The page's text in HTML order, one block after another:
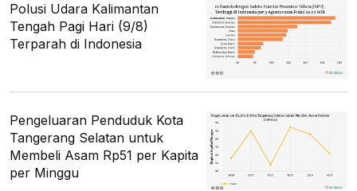
Polusi Udara Kalimantan
Tengah Pagi Hari (9/8)
Terparah di Indonesia
Pengeluaran Penduduk Kota
Tangerang Selatan untuk
Membeli Asam Rp51 per Kapita
per Minggu